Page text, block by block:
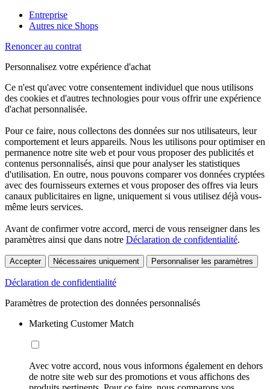
Entreprise
Autres nice Shops
Renoncer au contrat
Personnalisez votre expérience d'achat
Ce n'est qu'avec votre consentement individuel que nous utilisons
des cookies et d'autres technologies pour vous offrir une expérience
d'achat personnalisée.
Pour ce faire, nous collectons des données sur nos utilisateurs, leur
comportement et leurs appareils. Nous les utilisons pour optimiser en
permanence notre site web et pour vous proposer des publicités et
contenus personnalisés, ainsi que pour analyser les statistiques
d'utilisation. En outre, nous pouvons comparer vos données cryptées
avec des fournisseurs externes et vous proposer des offres via leurs
canaux publicitaires en ligne, uniquement si vous utilisez déjà vous-
même leurs services.
Avant de confirmer votre accord, merci de vous renseigner dans les
paramètres ainsi que dans notre Déclaration de confidentialité.
Accepter Nécessaires uniquement Personnaliser les paramètres
Déclaration de confidentialité
Paramètres de protection des données personnalisés
Marketing Customer Match
Avec votre accord, nous vous informons également en dehors
de notre site web sur des promotions et vous affichons des